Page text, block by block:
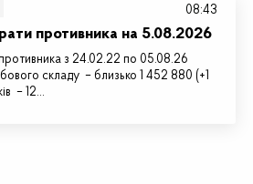
противника на 5.08.2026
противника з 24.02.22 по 05.08.26
складу – близько 1 452 880 (+1
– 12…
08:43